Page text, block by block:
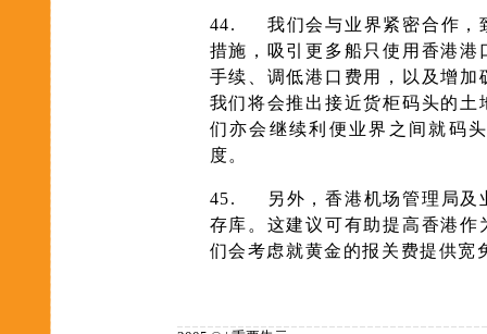
44.
我们会与业界紧密合作
措施，吸引更多船只使用香港
手续、调低港口费用，以及增
我们将会推出接近货柜码头的
们亦会继续利便业界之间就码
度。
45.
另外，香港机场管理局
存库。这建议可有助提高香港
们会考虑就黄金的报关费提供宽